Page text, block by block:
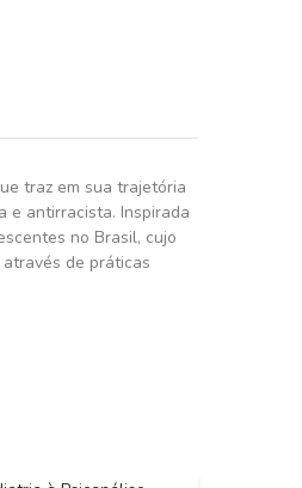
traz em sua trajetória
e antirracista. Inspirada
no Brasil, cujo
de práticas